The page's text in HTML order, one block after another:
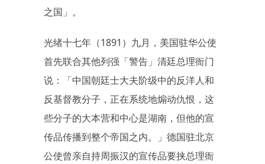
之国」。
光绪十七年（1891）九月，美国驻华公使
首先联合其他列强「警告」清廷总理衙门
说：「中国朝廷士大夫阶级中的反洋人和
反基督教分子，正在系统地煽动仇恨，这
些分子的大本营和中心是湖南，但他的宣
传品传播到整个帝国之内。」德国驻北京
公使曾亲自持周振汉的宣传品要挟总理衙